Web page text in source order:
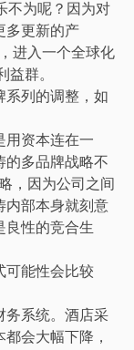
不为呢？因为对
多更新的产
进入一个全球化
益群。
列的调整，如
资本连在一
的多品牌战略不
，因为公司之间
内部本身就刻意
良性的竞合生
能性会比较
系统。酒店采
会大幅下降，